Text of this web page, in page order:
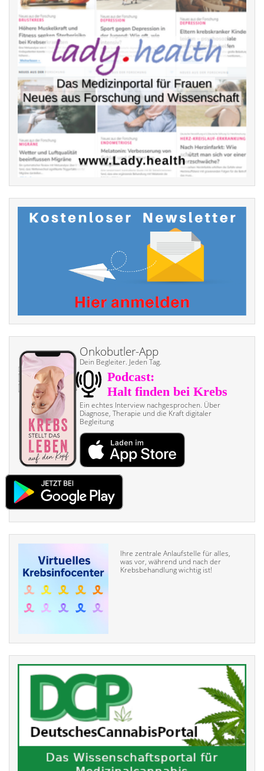
Onkobutler-App
Dein Begleiter. Jeden Tag.
Ein echtes Interview nach­gesprochen. Über
Diagnose, Therapie und die Kraft digitaler
Begleitung
Ihre zentrale Anlaufstelle für alles,
was vor, während und nach der
Krebsbehandlung wichtig ist!